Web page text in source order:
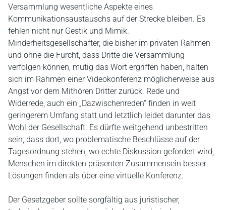
Versammlung wesentliche Aspekte eines
Kommunikationsaustauschs auf der Strecke bleiben. Es
fehlen nicht nur Gestik und Mimik.
Minderheitsgesellschafter, die bisher im privaten Rahmen
und ohne die Furcht, dass Dritte die Versammlung
verfolgen können, mutig das Wort ergriffen haben, halten
sich im Rahmen einer Videokonferenz möglicherweise aus
Angst vor dem Mithören Dritter zurück. Rede und
Widerrede, auch ein „Dazwischenreden“ finden in weit
geringerem Umfang statt und letztlich leidet darunter das
Wohl der Gesellschaft. Es dürfte weitgehend unbestritten
sein, dass dort, wo problematische Beschlüsse auf der
Tagesordnung stehen, wo echte Diskussion gefordert wird,
Menschen im direkten präsenten Zusammensein besser
Lösungen finden als über eine virtuelle Konferenz.
Der Gesetzgeber sollte sorgfältig aus juristischer,